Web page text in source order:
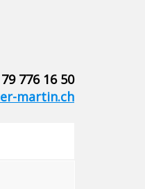
776 16 50
martin.ch